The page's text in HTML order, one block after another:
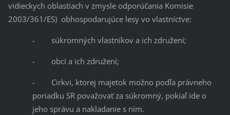
vidieckych oblastiach v zmysle odporúčania Komisie
2003/361/ES) obhospodarujúce lesy vo vlastníctve:
- súkromných vlastníkov a ich združení;
- obcí a ich združení;
- Cirkvi, ktorej majetok možno podľa právneho
poriadku SR považovať za súkromný, pokiaľ ide o
jeho správu a nakladanie s ním.